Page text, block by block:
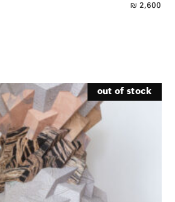
2,600
₪
out of stock